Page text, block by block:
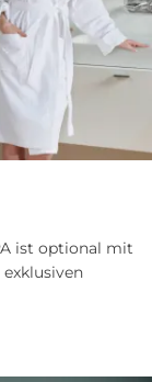
ist optional mit